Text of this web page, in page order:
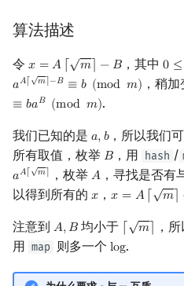
图上随机游走
算法描述
令 𝑥 = 𝐴 ⌈
√
𝑚⌉ − 𝐵
x=A⌈m −B ，其中0 ≤
0 ≤A
𝑎𝐴⌈
√
𝑚⌉−𝐵 ≡ 𝑏 (mod 𝑚)
aA⌈ m⌉−B≡ b( modm) ，稍
≡ 𝑏𝑎𝐵 (mod 𝑚).
我们已知的是 𝑎,𝑏
a, b，所以我们
所有取值，枚举 𝐵
B ，用 hash /
𝑎𝐴⌈
√
𝑚⌉
aA⌈ m⌉ ，枚举𝐴
A ，寻找是否
以得到所有的 𝑥
x ，𝑥 = 𝐴⌈
√
𝑚⌉
x=A⌈m −B
注意到 𝐴,𝐵
A,B 均小于 ⌈
√
𝑚⌉
m⌉ ，
用 map 则多一个 log
log.